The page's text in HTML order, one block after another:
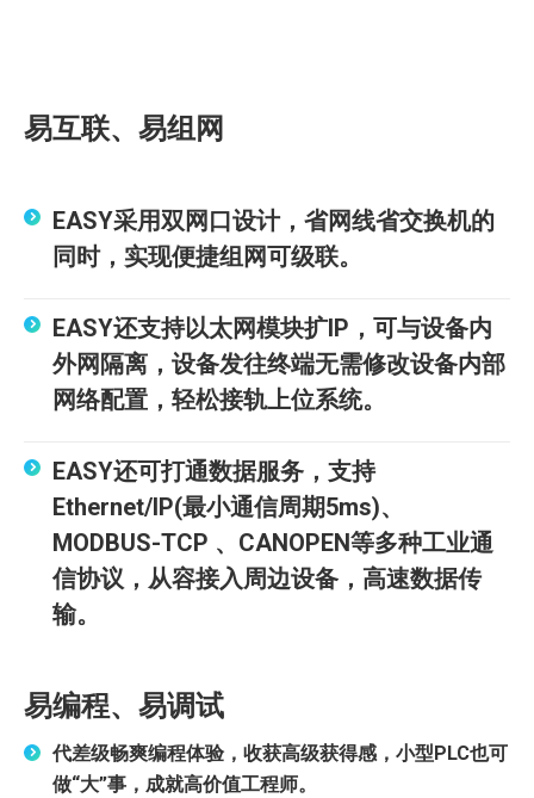
易互联、易组网
EASY采用双网口设计，省网线省交换机的
同时，实现便捷组网可级联。
EASY还支持以太网模块扩IP，可与设备内
外网隔离，设备发往终端无需修改设备内部
网络配置，轻松接轨上位系统。
EASY还可打通数据服务，支持
Ethernet/IP(最小通信周期5ms)、
MODBUS-TCP 、CANOPEN等多种工业通
信协议，从容接入周边设备，高速数据传
输。
易编程、易调试
代差级畅爽编程体验，收获高级获得感，小型PLC也可
做“大”事，成就高价值工程师。